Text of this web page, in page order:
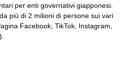
per enti governativi giapponesi.
più di 2 milioni di persone sui vari
Facebook, TikTok, Instagram,